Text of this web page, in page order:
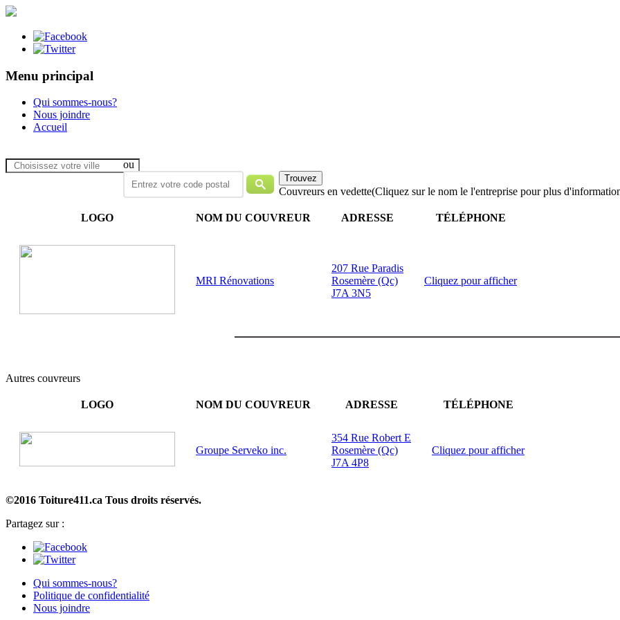
Menu principal
Qui sommes-nous?
Nous joindre
Accueil
ou
Couvreurs en vedette(Cliquez sur le nom le l'entreprise pour plus
LOGO NOM DU COUVREUR ADRESSE TÉLÉPHONE
MRI Rénovations
207 Rue Paradis
Rosemère (Qc)
J7A 3N5
Cliquez pour afficher
Autres couvreurs
LOGO NOM DU COUVREUR ADRESSE TÉLÉPHONE
Groupe Serveko inc.
354 Rue Robert E
Rosemère (Qc)
J7A 4P8
Cliquez pour afficher
©2016 Toiture411.ca Tous droits réservés.
Partagez sur :
Qui sommes-nous?
Politique de confidentialité
Nous joindre